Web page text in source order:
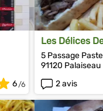
6
Les Délices
5 Passage
91120 Palaiseau
2 avis